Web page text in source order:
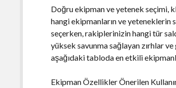
Doğru ekipman ve yetenek seçimi,
hangi ekipmanların ve yeteneklerin
seçerken, rakiplerinizin hangi tür
yüksek savunma sağlayan zırhlar
aşağıdaki tabloda en etkili
Ekipman Özellikler Önerilen